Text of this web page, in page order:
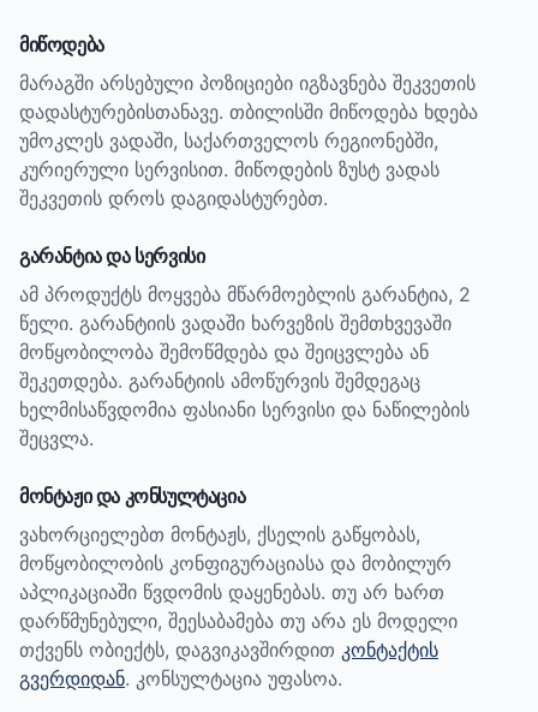
მიწოდება
მარაგში არსებული პოზიციები იგზავნება შეკვეთის
დადასტურებისთანავე. თბილისში მიწოდება ხდება
უმოკლეს ვადაში, საქართველოს რეგიონებში,
კურიერული სერვისით. მიწოდების ზუსტ ვადას
შეკვეთის დროს დაგიდასტურებთ.
გარანტია და სერვისი
ამ პროდუქტს მოყვება მწარმოებლის გარანტია, 2
წელი. გარანტიის ვადაში ხარვეზის შემთხვევაში
მოწყობილობა შემოწმდება და შეიცვლება ან
შეკეთდება. გარანტიის ამოწურვის შემდეგაც
ხელმისაწვდომია ფასიანი სერვისი და ნაწილების
შეცვლა.
მონტაჟი და კონსულტაცია
ვახორციელებთ მონტაჟს, ქსელის გაწყობას,
მოწყობილობის კონფიგურაციასა და მობილურ
აპლიკაციაში წვდომის დაყენებას. თუ არ ხართ
დარწმუნებული, შეესაბამება თუ არა ეს მოდელი
თქვენს ობიექტს, დაგვიკავშირდით კონტაქტის
გვერდიდან. კონსულტაცია უფასოა.